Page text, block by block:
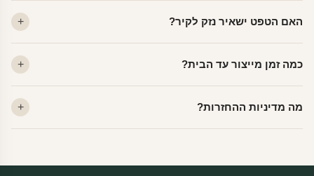
פרמיום. קנבס — בד אמנותי יוקרתי, מט.
האם הטפט ישאיר נזק לקיר?
מתאים לקיר מטויח, גבס, קרמיקה וזכוכית.
כמה זמן מייצור עד הבית?
יוצאות באותו יום.
מה מדיניות ההחזרות?